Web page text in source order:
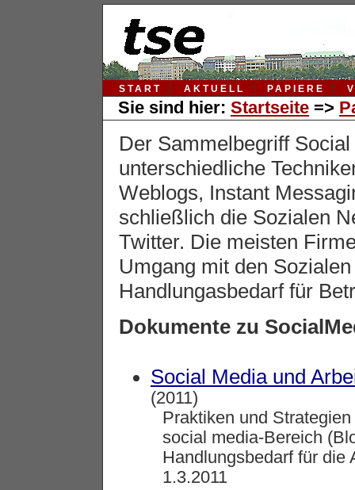
START AKTUELL PAPIERE
Sie sind hier: Startseite =>
Der Sammelbegriff
unterschiedliche
Weblogs, Instant
schließlich die Sozialen
Twitter. Die meisten
Umgang mit den
Handlungasbedarf für
Dokumente zu
Social Media und
(2011)
Praktiken und
social media-Bereich
Handlungsbedarf für die
1.3.2011